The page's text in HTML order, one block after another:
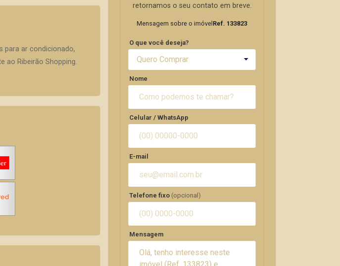
para ar condicionado,
ao Ribeirão Shopping.
retornamos o seu contato em breve.
Mensagem sobre o imóvel Ref. 133823
O que você deseja?
Quero Comprar
Nome
Celular / WhatsApp
E-mail
Telefone fixo (opcional)
Mensagem